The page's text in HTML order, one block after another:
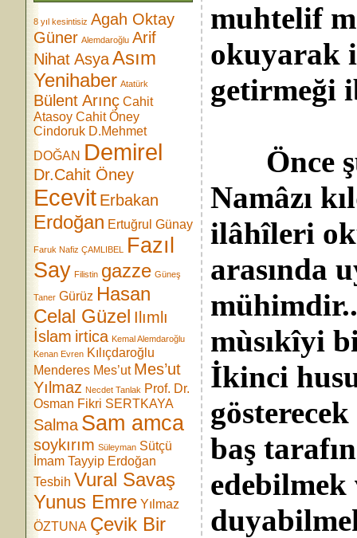
8 yıl kesintisiz Agah Oktay
Güner Alemdaroğlu Arif
Nihat AsyaAsım
Yenihaber Atatürk
Bülent Arınç Cahit
Atasoy Cahit Öney
Cindoruk D.Mehmet
DOĞAN Demirel
Dr.Cahit Öney
Ecevit Erbakan
Erdoğan Ertuğrul Günay
Faruk Nafiz ÇAMLIBEL
Fazıl
Say Filistin gazze Güneş
Taner Gürüz Hasan
Celal Güzel Ilımlı
İslam irtica Kemal Alemdaroğlu
Kenan Evren Kılıçdaroğlu
Menderes Mes’ut Mes’ut
Yılmaz Necdet Tanlak Prof. Dr.
Osman Fikri SERTKAYA
Salma Sam amca
soykırım Süleyman Sütçü
İmam Tayyip Erdoğan
Tesbih Vural Savaş
Yunus Emre Yılmaz
ÖZTUNA Çevik Bir
muhtelif
okuyarak
getirmeği
Önce
Namâzı
ilâhîleri
arasında
mùsıkîyi
İkinci
baş
edebilmek